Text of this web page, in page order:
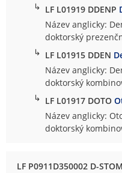
↳ LF L01919 DDENP
Název anglicky:
doktorský
↳ LF L01915 DDEN
Název anglicky:
doktorský
↳ LF L01917 DOTO
Název anglicky:
doktorský
LF P0911D350002 D-